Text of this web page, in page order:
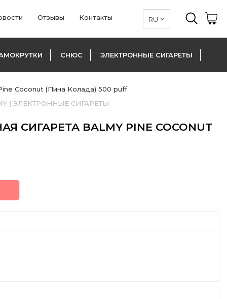
Отзывы Контакты
СНЮС ЭЛЕКТРОННЫЕ СИГАРЕТЫ
Coconut (Пина Колада) 500 puff
| ЭЛЕКТРОННЫЕ СИГАРЕТЫ
BALMY PINE COCONUT